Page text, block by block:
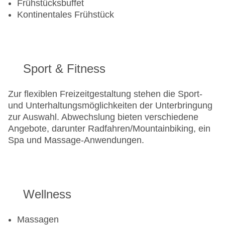
Frühstücksbuffet
Kontinentales Frühstück
Sport & Fitness
Zur flexiblen Freizeitgestaltung stehen die Sport-
und Unterhaltungsmöglichkeiten der Unterbringung
zur Auswahl. Abwechslung bieten verschiedene
Angebote, darunter Radfahren/Mountainbiking, ein
Spa und Massage-Anwendungen.
Wellness
Massagen